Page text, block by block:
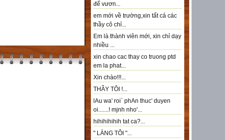
để vươn...
em mới về trường,xin tất cả các
thầy cô chỉ...
Em là thành viên mới, xin chỉ dạy
nhiều ...
xin chao cac thay co truong ptd
em la phat...
Xin chào!!!...
THẦY TÔI !...
lAu wa' roi` phAn thuc' duyen
oi.......! mjnh nho'...
hihihihihih tat ca?...
" LÀNG TÔI "...